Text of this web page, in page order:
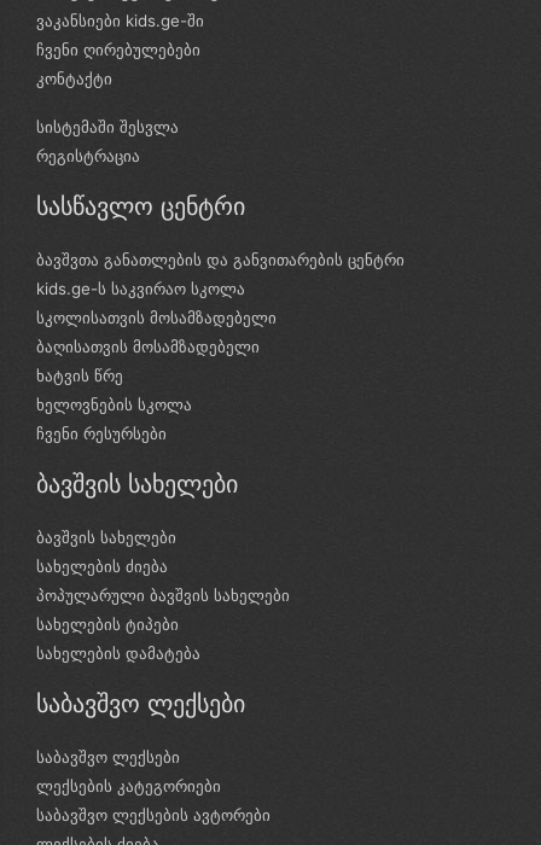
ვაკანსიები kids.ge-ში
ჩვენი ღირებულებები
კონტაქტი
სისტემაში შესვლა
რეგისტრაცია
სასწავლო ცენტრი
ბავშვთა განათლების და განვითარების ცენტრი
kids.ge-ს საკვირაო სკოლა
სკოლისათვის მოსამზადებელი
ბაღისათვის მოსამზადებელი
ხატვის წრე
ხელოვნების სკოლა
ჩვენი რესურსები
ბავშვის სახელები
ბავშვის სახელები
სახელების ძიება
პოპულარული ბავშვის სახელები
სახელების ტიპები
სახელების დამატება
საბავშვო ლექსები
საბავშვო ლექსები
ლექსების კატეგორიები
საბავშვო ლექსების ავტორები